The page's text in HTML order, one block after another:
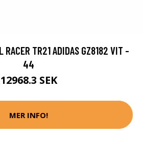
RACER TR21 ADIDAS GZ8182 VIT -
44
12968.3 SEK
MER INFO!